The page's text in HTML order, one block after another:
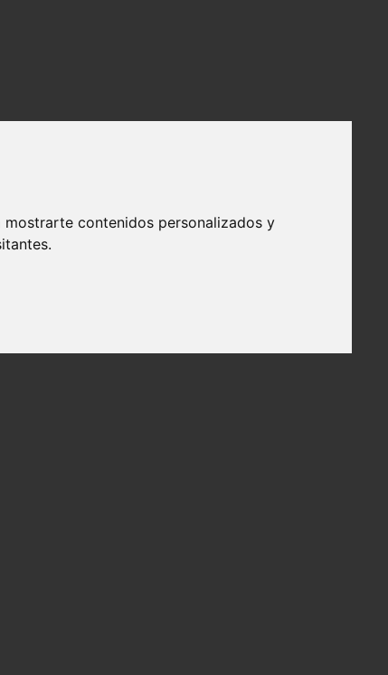
contenidos personalizados y